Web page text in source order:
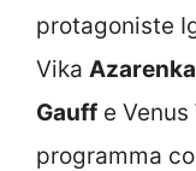
protagoniste
Vika Azarenka
Gauff e Venus
programma